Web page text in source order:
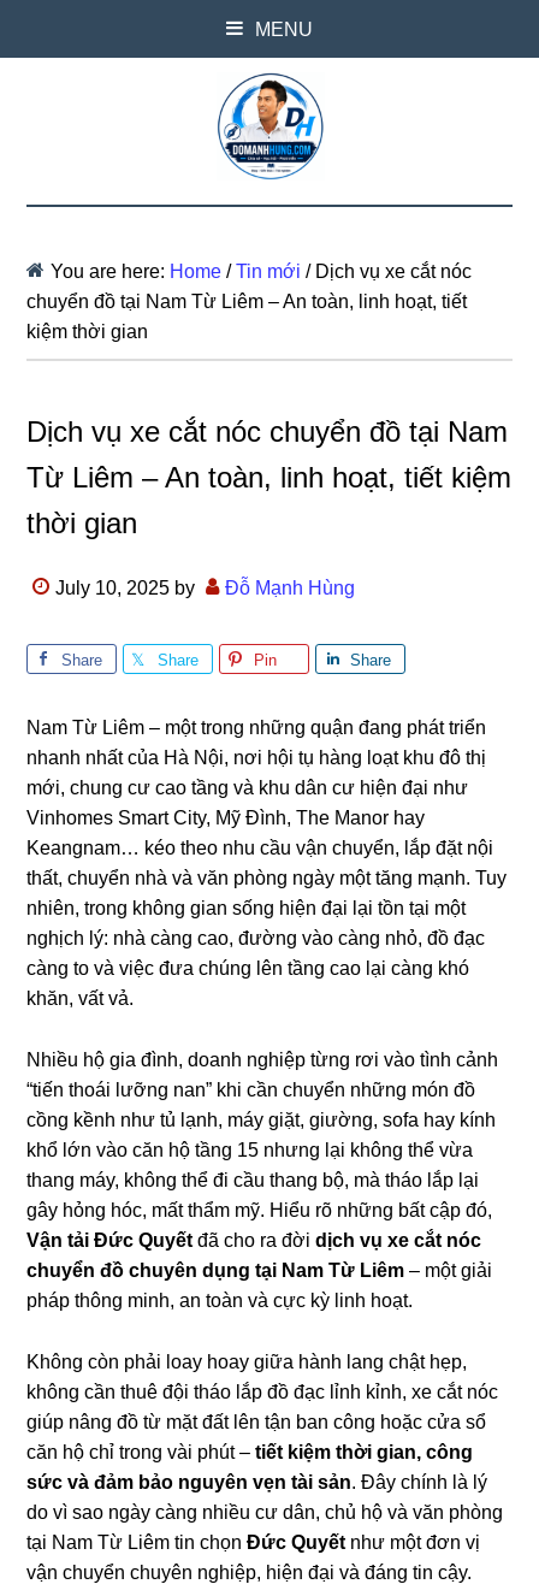
MENU
You are here: Home / Tin mới /Dịch vụ xe cắt nóc
chuyển đồ tại Nam Từ Liêm – An toàn, linh hoạt, tiết
kiệm thời gian
Dịch vụ xe cắt nóc chuyển đồ tại Nam
Từ Liêm – An toàn, linh hoạt, tiết kiệm
thời gian
July 10, 2025 by Đỗ Mạnh Hùng
Share Share Pin Share
Nam Từ Liêm – một trong những quận đang phát triển
nhanh nhất của Hà Nội, nơi hội tụ hàng loạt khu đô thị
mới, chung cư cao tầng và khu dân cư hiện đại như
Vinhomes Smart City, Mỹ Đình, The Manor hay
Keangnam… kéo theo nhu cầu vận chuyển, lắp đặt nội
thất, chuyển nhà và văn phòng ngày một tăng mạnh. Tuy
nhiên, trong không gian sống hiện đại lại tồn tại một
nghịch lý: nhà càng cao, đường vào càng nhỏ, đồ đạc
càng to và việc đưa chúng lên tầng cao lại càng khó
khăn, vất vả.
Nhiều hộ gia đình, doanh nghiệp từng rơi vào tình cảnh
“tiến thoái lưỡng nan” khi cần chuyển những món đồ
cồng kềnh như tủ lạnh, máy giặt, giường, sofa hay kính
khổ lớn vào căn hộ tầng 15 nhưng lại không thể vừa
thang máy, không thể đi cầu thang bộ, mà tháo lắp lại
gây hỏng hóc, mất thẩm mỹ. Hiểu rõ những bất cập đó,
Vận tải Đức Quyết đã cho ra đờidịch vụ xe cắt nóc
chuyển đồ chuyên dụng tại Nam Từ Liêm – một giải
pháp thông minh, an toàn và cực kỳ linh hoạt.
Không còn phải loay hoay giữa hành lang chật hẹp,
không cần thuê đội tháo lắp đồ đạc lỉnh kỉnh, xe cắt nóc
giúp nâng đồ từ mặt đất lên tận ban công hoặc cửa sổ
căn hộ chỉ trong vài phút –tiết kiệm thời gian, công
sức và đảm bảo nguyên vẹn tài sản. Đây chính là lý
do vì sao ngày càng nhiều cư dân, chủ hộ và văn phòng
tại Nam Từ Liêm tin chọnĐức Quyết như một đơn vị
vận chuyển chuyên nghiệp, hiện đại và đáng tin cậy.